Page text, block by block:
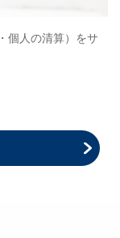
個人の清算）をサ